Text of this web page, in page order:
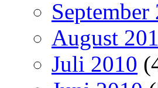
September
August
Juli 2010